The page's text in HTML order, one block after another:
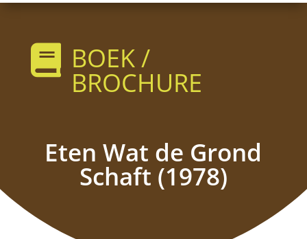
 BOEK /
BROCHURE
Eten Wat de Grond
Schaft (1978)